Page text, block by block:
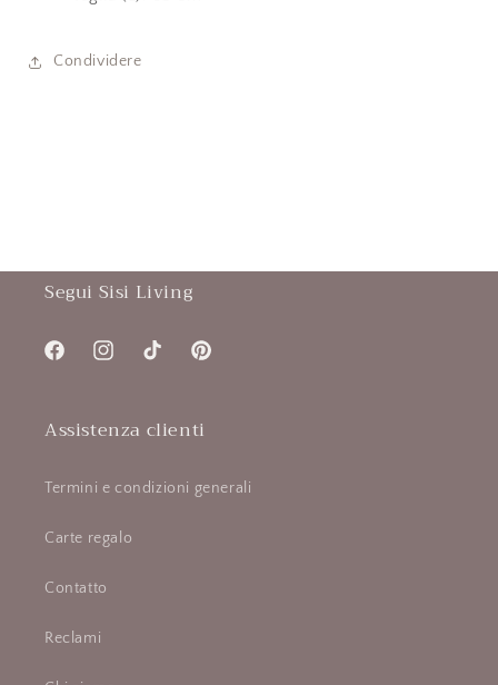
Condividere
Segui Sisi Living
FacebookInstagramTikTok Pinterest
Assistenza clienti
Termini e condizioni generali
Carte regalo
Contatto
Reclami